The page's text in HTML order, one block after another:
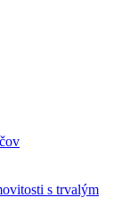
s trvalým